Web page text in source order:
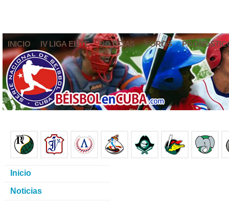
INICIO IV LIGA ELITE NOTICIAS FOROS
Inicio
Noticias